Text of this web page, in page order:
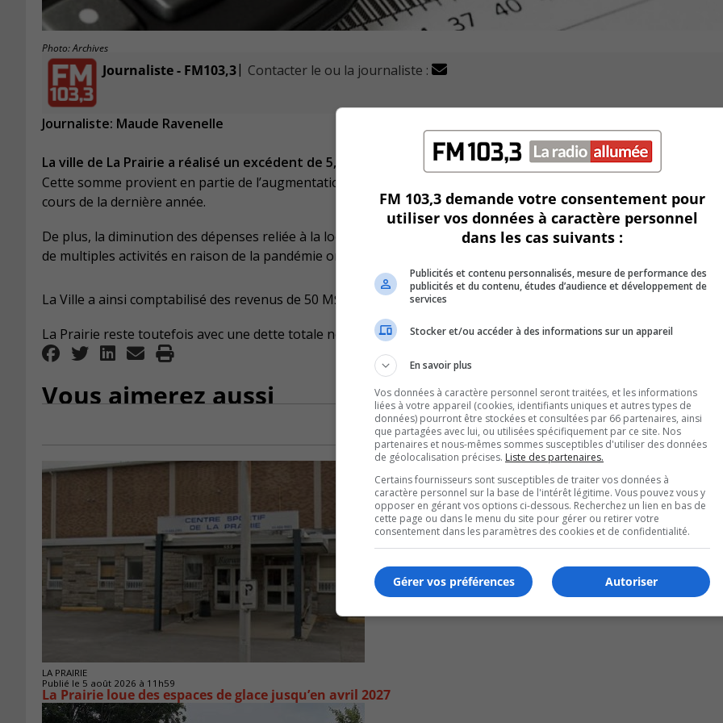
Photo: Archives
Journaliste - FM103,3| Contacter le ou la journaliste :
Journaliste: Maude Ravenelle
La ville de La Prairie a réalisé un excédent de 5,7 M$ en 2021, selon son plus récent rapport financier.
Cette somme provient en partie de l’augmentation des droits de mutation et à la surchauffe du marché
cours de la dernière année.
De plus, la diminution des dépenses reliée à la location de la glace de l’aréna, au transport, ainsi que la non-
de multiples activités en raison de la pandémie ont contribué à garnir les coffres.
La Ville a ainsi comptabilisé des revenus de 50 M$, sur un budget prévu de 44,4 M$ pour 2021.
La Prairie reste toutefois avec une dette totale nette à long terme de 74,4 M$.
Vous aimerez aussi
LA PRAIRIE
Publié le 5 août 2026 à 11h59
La Prairie loue des espaces de glace jusqu’en avril 2027
FM 103,3 demande votre consentement pour
utiliser vos données à caractère personnel
dans les cas suivants :
Publicités et contenu personnalisés, mesure de performance des
publicités et du contenu, études d’audience et développement de
services
Stocker et/ou accéder à des informations sur un appareil
En savoir plus
Vos données à caractère personnel seront traitées, et les informations
liées à votre appareil (cookies, identifiants uniques et autres types de
données) pourront être stockées et consultées par 66 partenaires, ainsi
que partagées avec lui, ou utilisées spécifiquement par ce site. Nos
partenaires et nous-mêmes sommes susceptibles d'utiliser des données
de géolocalisation précises. Liste des partenaires.
Certains fournisseurs sont susceptibles de traiter vos données à
caractère personnel sur la base de l'intérêt légitime. Vous pouvez vous y
opposer en gérant vos options ci-dessous. Recherchez un lien en bas de
cette page ou dans le menu du site pour gérer ou retirer votre
consentement dans les paramètres des cookies et de confidentialité.
Autoriser
Gérer vos préférences